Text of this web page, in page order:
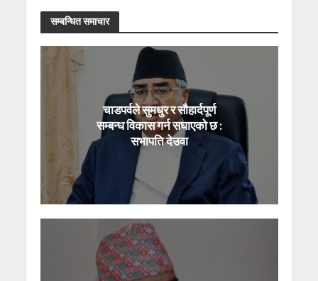
सम्बन्धित समाचार
चाडपर्वले सुमधुर र सौहार्दपूर्ण
सम्बन्ध विकास गर्न सघाएको छ :
सभापति देउवा